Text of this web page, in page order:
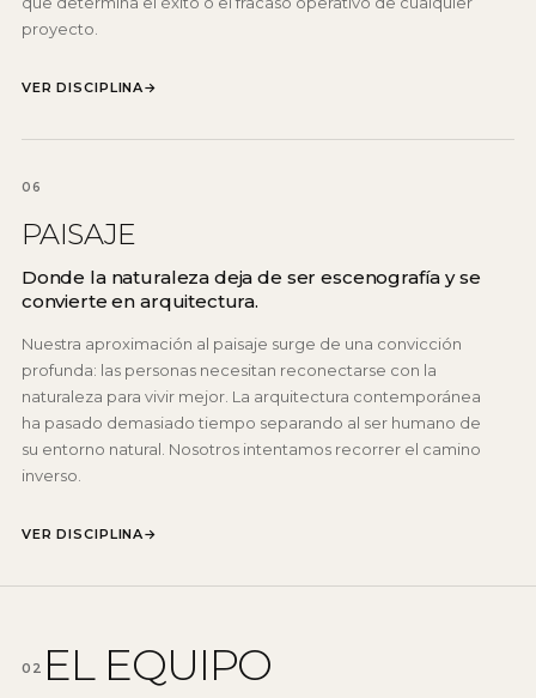
proyecto.
VER DISCIPLINA→
06
PAISAJE
Donde la naturaleza deja de ser escenografía y se
convierte en arquitectura.
Nuestra aproximación al paisaje surge de una convicción
profunda: las personas necesitan reconectarse con la
naturaleza para vivir mejor. La arquitectura contemporánea
ha pasado demasiado tiempo separando al ser humano de
su entorno natural. Nosotros intentamos recorrer el camino
inverso.
VER DISCIPLINA→
02 EL EQUIPO